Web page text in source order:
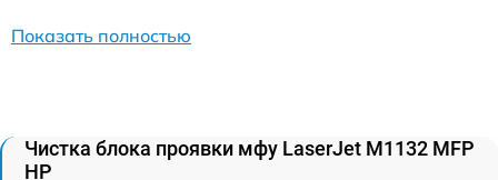
Показать полностью
Чистка блока проявки мфу LaserJet M1132 MFP
HP